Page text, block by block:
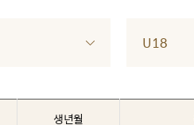
U18
생년월